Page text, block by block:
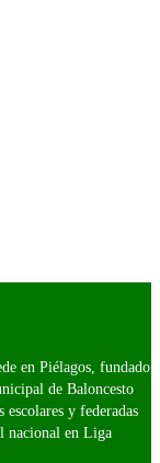
en Piélagos, fundado
de Baloncesto
escolares y federadas
nacional en Liga